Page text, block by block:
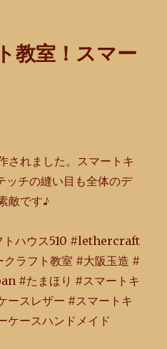
教室！スマー
されました。スマートキ
ッチの縫い目も全体のデ
敵です♪
ハウス510 #lethercraft
ラフト教室 #大阪玉造 #
#たまほり #スマートキ
ースレザー #スマートキ
ケースハンドメイド